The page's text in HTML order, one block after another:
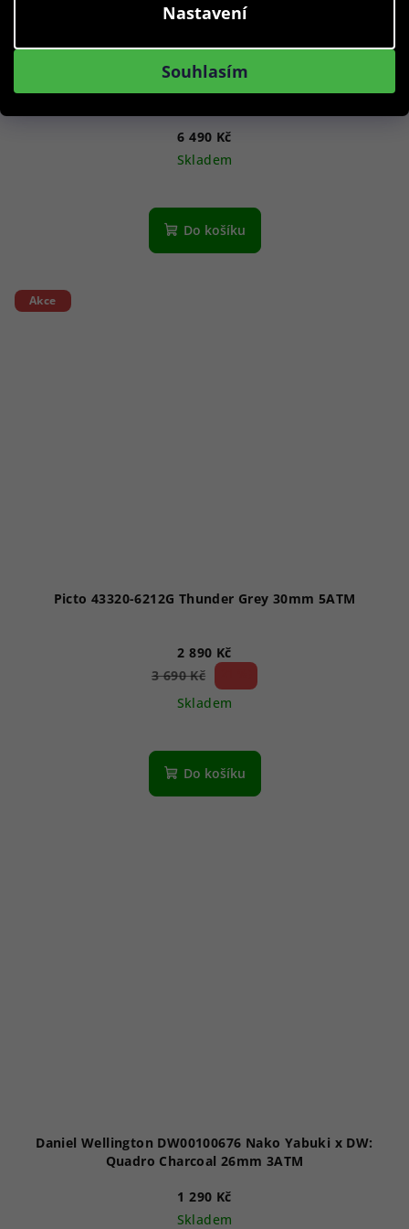
Nastavení
Souhlasím
Citizen AR3120-24L Suratto Ultra-Slim Eco-Drive 38,4mm
6 490 Kč
Skladem
Do košíku
Akce
Picto 43320-6212G Thunder Grey 30mm 5ATM
2 890 Kč
3 690 Kč
Skladem
Do košíku
Daniel Wellington DW00100676 Nako Yabuki x DW:
Quadro Charcoal 26mm 3ATM
1 290 Kč
Skladem